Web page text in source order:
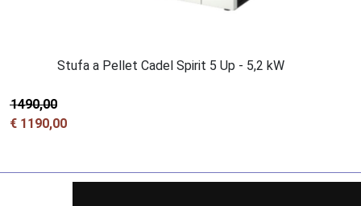
Stufa a Pellet Cadel Spirit 5 Up - 5,2 kW
€ 1490,00
€ 1190,00